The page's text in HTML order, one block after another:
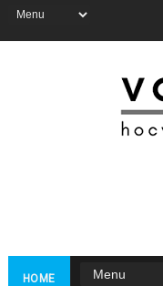
HOME